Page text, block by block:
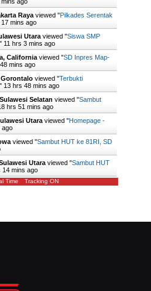
Raya viewed "Pilkades Serentak
mins ago
Utara viewed "Siswa SMP
" 11 hrs 3 mins ago
California viewed "SD Inpres Map-
mins ago
viewed "Terbukti
" 13 hrs 48 mins ago
Selatan viewed "Sambut
hrs 51 mins ago
Utara viewed "Homepage -
ago
viewed "Sambut HUT ke 81RI, SD
Utara viewed "Sambut HUT
14 mins ago
Time Tracking ON